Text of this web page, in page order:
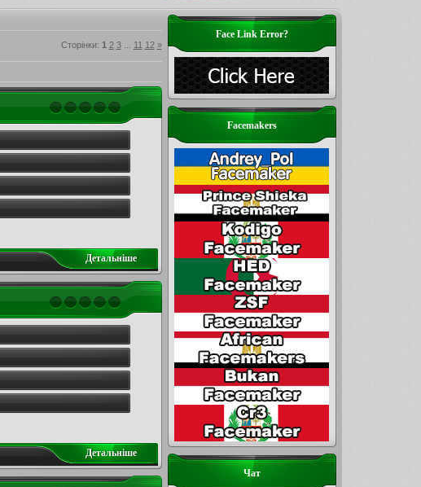
Сторінки: 1 2 3 11 12 »
Детальнiше
Детальнiше
Face Link Error?
Facemakers
Чат